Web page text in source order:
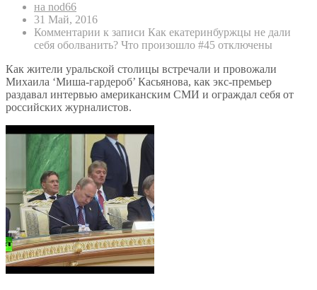
на nod66
31 Май, 2016
Комментарии к записи Как екатеринбуржцы не дали
себя оболванить? Что произошло #45 отключены
Как жители уральской столицы встречали и провожали
Михаила ‘Миша-гардероб’ Касьянова, как экс-премьер
раздавал интервью американским СМИ и ограждал себя от
российских журналистов.